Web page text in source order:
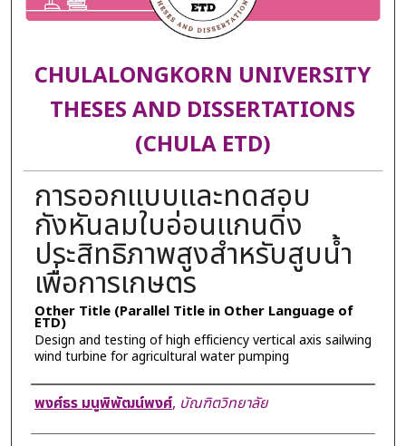
CHULALONGKORN UNIVERSITY
THESES AND DISSERTATIONS
(CHULA ETD)
การออกแบบและทดสอบ
กังหันลมใบอ่อนแกนดิ่ง
ประสิทธิภาพสูงสำหรับสูบน้ำ
เพื่อการเกษตร
Other Title (Parallel Title in Other Language of
ETD)
Design and testing of high efficiency vertical axis sailwing
wind turbine for agricultural water pumping
Author
พงศ์ธร มนูพิพัฒน์พงศ์, บัณฑิตวิทยาลัย